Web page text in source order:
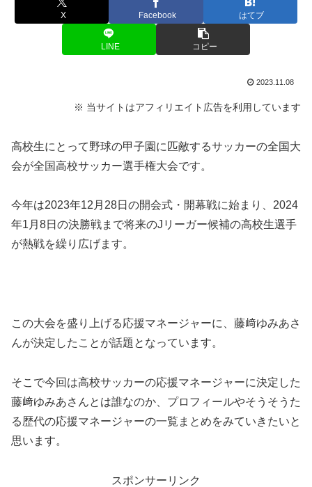
X Facebook はてブ
LINE コピー
2023.11.08
※ 当サイトはアフィリエイト広告を利用しています
高校生にとって野球の甲子園に匹敵するサッカーの全国大
会が全国高校サッカー選手権大会です。
今年は2023年12月28日の開会式・開幕戦に始まり、2024
年1月8日の決勝戦まで将来のJリーガー候補の高校生選手
が熱戦を繰り広げます。
この大会を盛り上げる応援マネージャーに、藤﨑ゆみあさ
んが決定したことが話題となっています。
そこで今回は高校サッカーの応援マネージャーに決定した
藤﨑ゆみあさんとは誰なのか、プロフィールやそうそうた
る歴代の応援マネージャーの一覧まとめをみていきたいと
思います。
スポンサーリンク